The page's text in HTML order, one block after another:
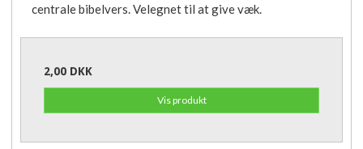
centrale bibelvers. Velegnet til at give væk.
2,00 DKK
Vis produkt